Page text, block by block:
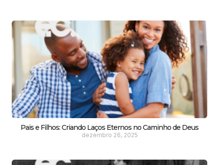
Pais e Filhos: Criando Laços Eternos no Caminho de Deus
dezembro 26, 2025